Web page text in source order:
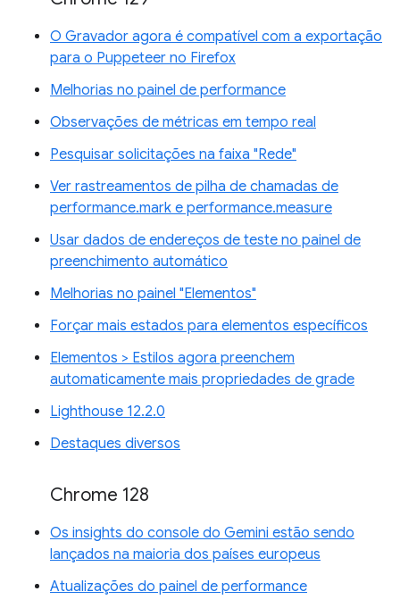
O Gravador agora é compatível com a exportação
para o Puppeteer no Firefox
Melhorias no painel de performance
Observações de métricas em tempo real
Pesquisar solicitações na faixa "Rede"
Ver rastreamentos de pilha de chamadas de
performance.mark e performance.measure
Usar dados de endereços de teste no painel de
preenchimento automático
Melhorias no painel "Elementos"
Forçar mais estados para elementos específicos
Elementos > Estilos agora preenchem
automaticamente mais propriedades de grade
Lighthouse 12.2.0
Destaques diversos
Chrome 128
Os insights do console do Gemini estão sendo
lançados na maioria dos países europeus
Atualizações do painel de performance